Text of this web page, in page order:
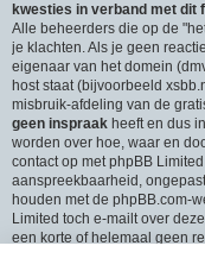
kwesties in verband met dit
Alle beheerders die op de
je klachten. Als je geen
eigenaar van het domein
host staat (bijvoorbeeld
misbruik-afdeling van de
geen inspraak heeft en dus
worden over hoe, waar en
contact op met phpBB
aanspreekbaarheid,
houden met de phpBB.com-
Limited toch e-mailt over
een korte of helemaal geen